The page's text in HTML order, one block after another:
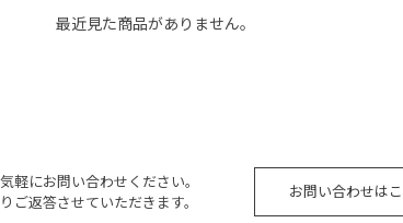
最近見た商品がありません。
軽にお問い合わせください。
ご返答させていただきます。
お問い合わせは